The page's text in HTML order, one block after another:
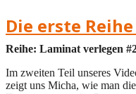
Die erste
Reihe: Laminat verlegen
Im zweiten Teil unseres
zeigt uns Micha, wie man